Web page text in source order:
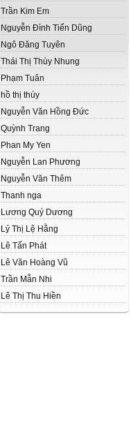
Trần Kim Em
Nguyễn Đình Tiến Dũng
Ngô Đăng Tuyên
Thái Thị Thùy Nhung
Phạm Tuân
hồ thị thúy
Nguyễn Văn Hồng Đức
Quỳnh Trang
Phan My Yen
Nguyễn Lan Phương
Nguyễn Văn Thêm
Thanh nga
Lương Quý Dương
Lý Thị Lệ Hằng
Lê Tấn Phát
Lê Văn Hoàng Vũ
Trần Mẫn Nhi
Lê Thị Thu Hiền